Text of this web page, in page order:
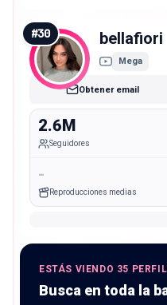
#30 bellafiori
Mega
Obtener email
2.6M
Seguidores
-
Reproducciones medias
ESTÁS VIENDO 35
Busca en toda la